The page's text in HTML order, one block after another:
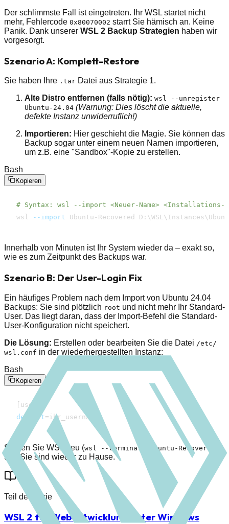
Der schlimmste Fall ist eingetreten. Ihr WSL startet nicht
mehr, Fehlercode 0x80070002 starrt Sie hämisch an. Keine
Panik. Dank unserer WSL 2 Backup Strategien haben wir
vorgesorgt.
Szenario A: Komplett-Restore
Sie haben Ihre .tar Datei aus Strategie 1.
Alte Distro entfernen (falls nötig): wsl --unregister
Ubuntu-24.04 (Warnung: Dies löscht die aktuelle,
defekte Instanz unwiderruflich!)
Importieren: Hier geschieht die Magie. Sie können das
Backup sogar unter einem neuen Namen importieren,
um z.B. eine "Sandbox"-Kopie zu erstellen.
Bash
Kopieren
# Syntax: wsl --import <Neuer-Name> <Installations-
wsl
--import Ubuntu-Recovered D: \WSL\ Instances \
Innerhalb von Minuten ist Ihr System wieder da – exakt so,
wie es zum Zeitpunkt des Backups war.
Szenario B: Der User-Login Fix
Ein häufiges Problem nach dem Import von Ubuntu 24.04
Backups: Sie sind plötzlich root und nicht mehr Ihr Standard-
User. Das liegt daran, dass der Import-Befehl die Standard-
User-Konfiguration nicht speichert.
Die Lösung: Erstellen oder bearbeiten Sie die Datei /​etc/​
wsl.conf in der wiederhergestellten Instanz:
Bash
Kopieren
[ user
default= ihr_username
Starten Sie WSL neu (wsl --terminate Ubuntu-Recovered
und Sie sind wieder zu Hause.
Teil der Serie
WSL 2 für Webentwicklung unter Windows